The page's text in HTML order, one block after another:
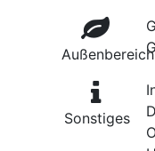
Außenbereich
Sonstiges